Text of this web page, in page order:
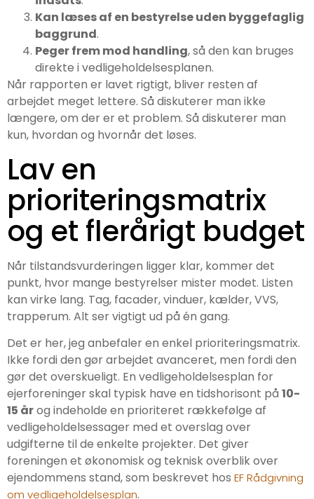
Kan læses af en bestyrelse uden byggefaglig
baggrund.
Peg­er frem mod handling, så den kan bruges
direkte i vedligeholdelsesplanen.
Når rapporten er lavet rigtigt, bliver resten af
arbejdet meget lettere. Så diskuterer man ikke
længere, om der er et problem. Så diskuterer man
kun, hvordan og hvornår det løses.
Lav en
prioriteringsmatrix
og et flerårigt budget
Når tilstandsvurderingen ligger klar, kommer det
punkt, hvor mange bestyrelser mister modet. Listen
kan virke lang. Tag, facader, vinduer, kælder, VVS,
trapperum. Alt ser vigtigt ud på én gang.
Det er her, jeg anbefaler en enkel prioriteringsmatrix.
Ikke fordi den gør arbejdet avanceret, men fordi den
gør det overskueligt. En vedligeholdelsesplan for
ejerforeninger skal typisk have en tidshorisont på 10-
15 årog indeholde en prioriteret rækkefølge af
vedligeholdelsessager med et overslag over
udgifterne til de enkelte projekter. Det giver
foreningen et økonomisk og teknisk overblik over
ejendommens stand, som beskrevet hos EF Rådgivning
om vedligeholdelsesplan.